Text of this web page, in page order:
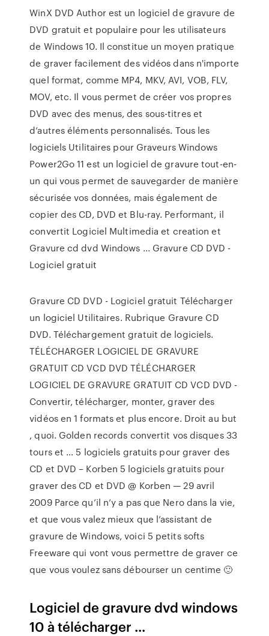
WinX DVD Author est un logiciel de gravure de
DVD gratuit et populaire pour les utilisateurs
de Windows 10. Il constitue un moyen pratique
de graver facilement des vidéos dans n'importe
quel format, comme MP4, MKV, AVI, VOB, FLV,
MOV, etc. Il vous permet de créer vos propres
DVD avec des menus, des sous-titres et
d’autres éléments personnalisés. Tous les
logiciels Utilitaires pour Graveurs Windows
Power2Go 11 est un logiciel de gravure tout-en-
un qui vous permet de sauvegarder de manière
sécurisée vos données, mais également de
copier des CD, DVD et Blu-ray. Performant, il
convertit Logiciel Multimedia et creation et
Gravure cd dvd Windows ... Gravure CD DVD -
Logiciel gratuit
Gravure CD DVD - Logiciel gratuit Télécharger
un logiciel Utilitaires. Rubrique Gravure CD
DVD. Téléchargement gratuit de logiciels.
TÉLÉCHARGER LOGICIEL DE GRAVURE
GRATUIT CD VCD DVD TÉLÉCHARGER
LOGICIEL DE GRAVURE GRATUIT CD VCD DVD -
Convertir, télécharger, monter, graver des
vidéos en 1 formats et plus encore. Droit au but
, quoi. Golden records convertit vos disques 33
tours et … 5 logiciels gratuits pour graver des
CD et DVD – Korben 5 logiciels gratuits pour
graver des CD et DVD @ Korben — 29 avril
2009 Parce qu’il n’y a pas que Nero dans la vie,
et que vous valez mieux que l’assistant de
gravure de Windows, voici 5 petits softs
Freeware qui vont vous permettre de graver ce
que vous voulez sans débourser un centime 🙂
Logiciel de gravure dvd windows
10 à télécharger ...